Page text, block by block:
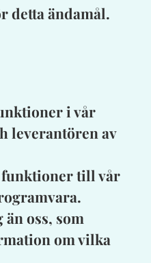
detta ändamål.
i vår
leverantören av
funktioner till vår
oss, som
om vilka